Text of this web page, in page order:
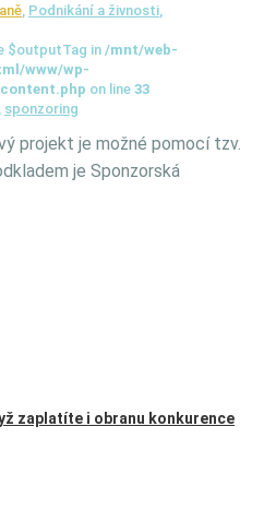
, Podnikání a živnosti,
$outputTag in/mnt/web-
www/wp-
on line 33
, sponzoring
projekt je možné pomocí tzv.
je Sponzorská
zaplatíte i obranu konkurence